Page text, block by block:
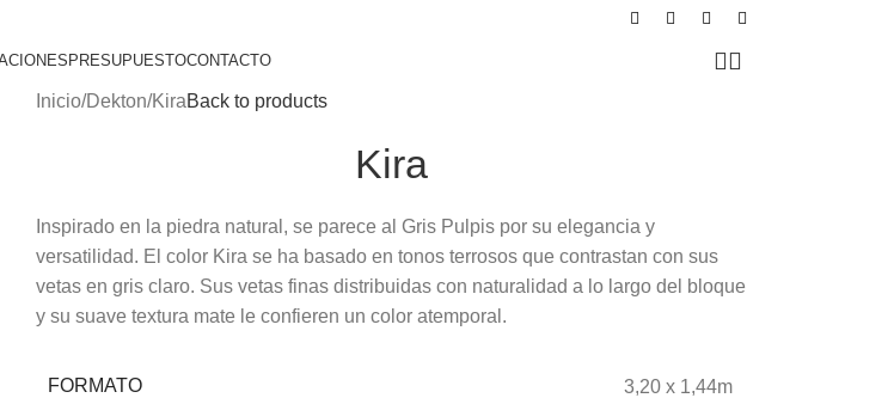
PRESUPUESTOCONTACTO
Inicio Dekton KiraBack to products
Kira
Inspirado en la piedra natural, se parece al Gris Pulpis por su elegancia y
versatilidad. El color Kira se ha basado en tonos terrosos que contrastan con sus
vetas en gris claro. Sus vetas finas distribuidas con naturalidad a lo largo del bloque
y su suave textura mate le confieren un color atemporal.
FORMATO 3,20 x 1,44m